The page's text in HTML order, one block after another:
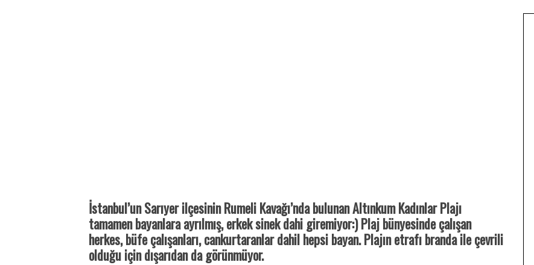
İstanbul’un Sarıyer ilçesinin Rumeli Kavağı’nda bulunan Altınkum Kadınlar Plajı
tamamen bayanlara ayrılmış, erkek sinek dahi giremiyor:) Plaj bünyesinde çalışan
herkes, büfe çalışanları, cankurtaranlar dahil hepsi bayan. Plajın etrafı branda ile çevrili
olduğu için dışarıdan da görünmüyor.